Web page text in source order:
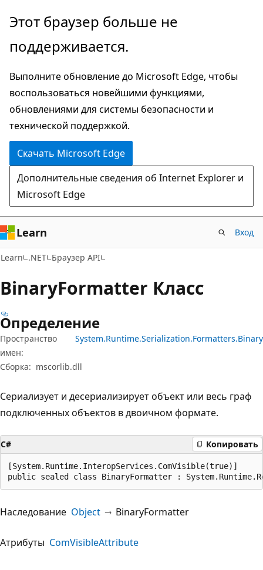
Пропустить
перейти
основному
содержимому
Переход
навигации
странице
Этот браузер больше не
поддерживается.
Выполните обновление до Microsoft Edge, чтобы
воспользоваться новейшими функциями,
обновлениями для системы безопасности и
технической поддержкой.
Скачать Microsoft Edge
Дополнительные сведения об Internet Explorer и
Microsoft Edge
Learn Вход
Learn .NET Браузер API
BinaryFormatter Класс
Определение
Пространство
имен:
System.Runtime.Serialization.Formatters.Binary
Сборка: mscorlib.dll
Сериализует и десериализирует объект или весь граф
подключенных объектов в двоичном формате.
C# Копировать
[System.Runtime.InteropServices.ComVisible(true)]
public sealed class BinaryFormatter :
Наследование Object BinaryFormatter
Атрибуты ComVisibleAttribute